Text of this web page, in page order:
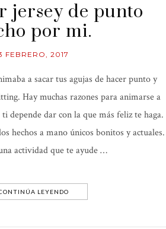
jersey de punto
por mi.
FEBRERO, 2017
a sacar tus agujas de hacer punto y
Hay muchas razones para animarse a
depende dar con la que más feliz te haga.
hechos a mano únicos bonitos y actuales.
actividad que te ayude …
LEYENDO